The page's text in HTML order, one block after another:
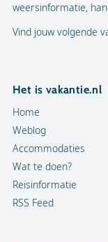
weersinformatie,
Vind jouw volgende
Het is vakantie.nl
Home
Weblog
Accommodaties
Wat te doen?
Reisinformatie
RSS Feed